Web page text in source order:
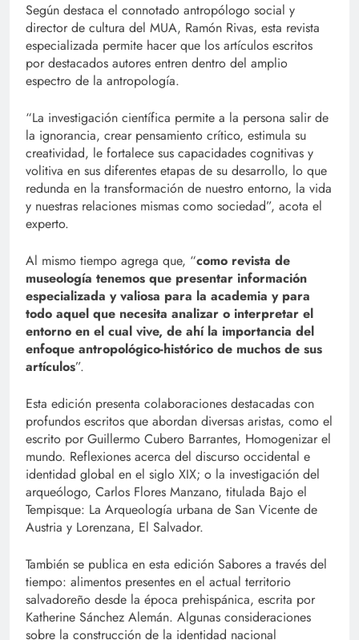
Según destaca el connotado antropólogo social y
director de cultura del MUA, Ramón Rivas, esta revista
especializada permite hacer que los artículos escritos
por destacados autores entren dentro del amplio
espectro de la antropología.
“La investigación científica permite a la persona salir de
la ignorancia, crear pensamiento crítico, estimula su
creatividad, le fortalece sus capacidades cognitivas y
volitiva en sus diferentes etapas de su desarrollo, lo que
redunda en la transformación de nuestro entorno, la vida
y nuestras relaciones mismas como sociedad”, acota el
experto.
Al mismo tiempo agrega que, “como revista de
museología tenemos que presentar información
especializada y valiosa para la academia y para
todo aquel que necesita analizar o interpretar el
entorno en el cual vive, de ahí la importancia del
enfoque antropológico-histórico de muchos de sus
artículos”.
Esta edición presenta colaboraciones destacadas con
profundos escritos que abordan diversas aristas, como el
escrito por Guillermo Cubero Barrantes, Homogenizar el
mundo. Reflexiones acerca del discurso occidental e
identidad global en el siglo XIX; o la investigación del
arqueólogo, Carlos Flores Manzano, titulada Bajo el
Tempisque: La Arqueología urbana de San Vicente de
Austria y Lorenzana, El Salvador.
También se publica en esta edición Sabores a través del
tiempo: alimentos presentes en el actual territorio
salvadoreño desde la época prehispánica, escrita por
Katherine Sánchez Alemán. Algunas consideraciones
sobre la construcción de la identidad nacional